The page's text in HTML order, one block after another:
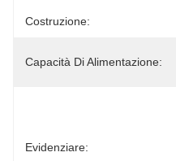
Costruzione:
Capacità Di Alimentazione:
Evidenziare: